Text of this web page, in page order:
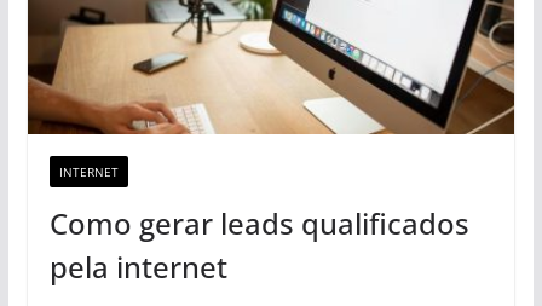
INTERNET
Como gerar leads qualificados
pela internet